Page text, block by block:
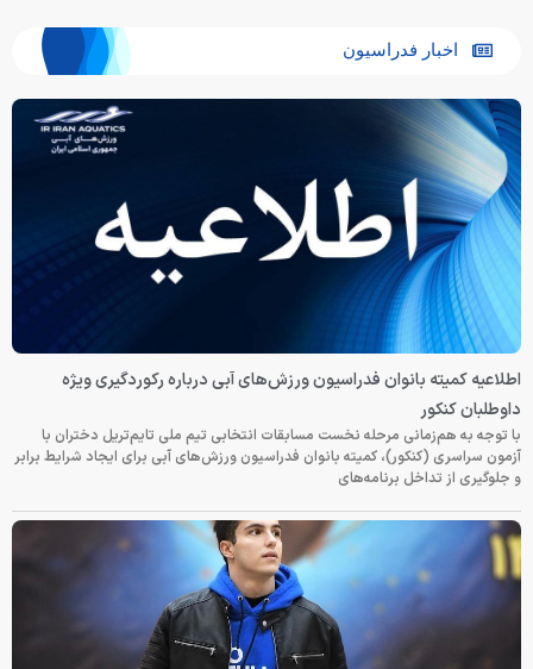
اخبار فدراسیون
اطلاعیه کمیته بانوان فدراسیون ورزش‌های آبی درباره رکوردگیری ویژه
داوطلبان کنکور
با توجه به هم‌زمانی مرحله نخست مسابقات انتخابی تیم ملی تایم‌تریل دختران با
آزمون سراسری (کنکور)، کمیته بانوان فدراسیون ورزش‌های آبی برای ایجاد شرایط برابر
و جلوگیری از تداخل برنامه‌های